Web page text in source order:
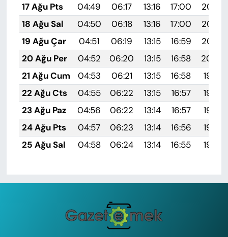
17 Ağu Pts
04:49 06:17 13:16 17:00
20:04
18 Ağu Sal
04:50 06:18 13:16 17:00
20:03
19 Ağu Çar
04:51 06:19 13:15 16:59
20:02
20 Ağu Per
04:52 06:20 13:15 16:58
20:00
21 Ağu Cum
04:53 06:21 13:15 16:58
19:59
22 Ağu Cts
04:55 06:22 13:15 16:57
19:58
23 Ağu Paz
04:56 06:22 13:14 16:57
19:56
24 Ağu Pts
04:57 06:23 13:14 16:56
19:55
25 Ağu Sal
04:58 06:24 13:14 16:55 19:54